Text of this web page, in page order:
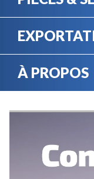
À PROPOS